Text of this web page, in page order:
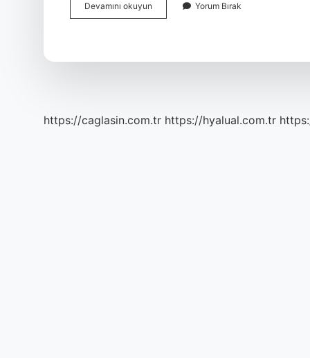
Devamını okuyun
Bey
Yorum Bırak
https://caglasin.com.tr https://hyalual.com.tr